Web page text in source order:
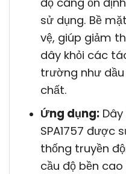
sử dụng. Bề
vệ, giúp giảm
dây khỏi các
trường như
chất.
Ứng dụng:Dây
SPA1757 được
thống truyền
cầu độ bền